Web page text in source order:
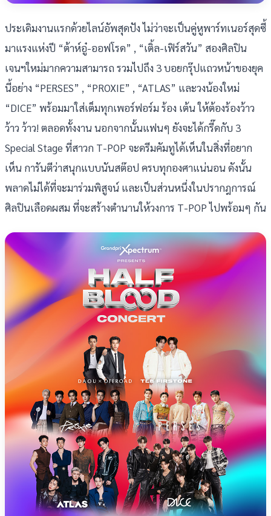
ประเดิมงานแรกด้วยไลน์อัพสุดปัง ไม่ว่าจะเป็นคู่หูพาร์ทเนอร์สุดซี้
มาแรงแห่งปี “ต้าห์อู๋-ออฟโรด” , “เติ้ล-เฟิร์สวัน” สองศิลปิน
เจนฯใหม่มากความสามารถ รวมไปถึง 3 บอยกรุ๊ปแถวหน้าของยุค
นี้อย่าง “PERSES” , “PROXIE” , “ATLAS” และวงน้องใหม่
“DICE” พร้อมมาใส่เต็มทุกเพอร์ฟอร์ม ร้อง เต้น ให้ต้องร้องว้าว
ว้าว ว้าว! ตลอดทั้งงาน นอกจากนั้นแฟนๆ ยังจะได้กรี๊ดกับ 3
Special Stage ที่สาวก T-POP จะดรีมคัมทูได้เห็นในสิ่งที่อยาก
เห็น การันตีว่าสนุกแบบนันสต๊อป ครบทุกองศาแน่นอน ดังนั้น
พลาดไม่ได้ที่จะมาร่วมพิสูจน์ และเป็นส่วนหนึ่งในปรากฎการณ์
ศิลปินเลือดผสม ที่จะสร้างตำนานให้วงการ T-POP ไปพร้อมๆ กัน